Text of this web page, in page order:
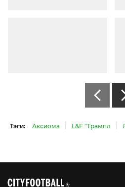
Тэги: Аксиома L&F "Трампл